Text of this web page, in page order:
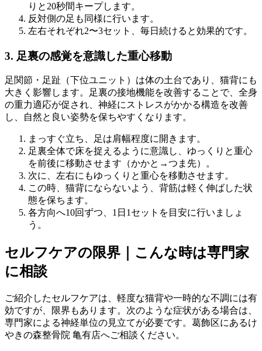
りと20秒間キープします。
反対側の足も同様に行います。
左右それぞれ2〜3セット、毎日続けると効果的です。
3. 足裏の感覚を意識した重心移動
足関節・足趾（下位ユニット）は体の土台であり、猫背にも
大きく影響します。足裏の接地機能を改善することで、全身
の重力適応が促され、神経にストレスがかかる構造を改善
し、自然と良い姿勢を保ちやすくなります。
まっすぐ立ち、足は肩幅程度に開きます。
足裏全体で床を捉えるように意識し、ゆっくりと重心
を前後に移動させます（かかと→つま先）。
次に、左右にもゆっくりと重心を移動させます。
この時、猫背にならないよう、背筋は軽く伸ばした状
態を保ちます。
各方向へ10回ずつ、1日1セットを目安に行いましょ
う。
セルフケアの限界｜こんな時は専門家
に相談
ご紹介したセルフケアは、軽度な猫背や一時的な不調には有
効ですが、限界もあります。次のような症状がある場合は、
専門家による神経単位の見立てが必要です。葛飾区にあるけ
やきの森整骨院 亀有店へご相談ください。